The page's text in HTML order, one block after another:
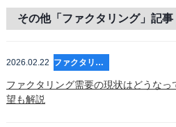
その他「ファクタリング」記事
2026.02.22 ファクタリング
ファクタリング需要の現状はどうな
望も解説